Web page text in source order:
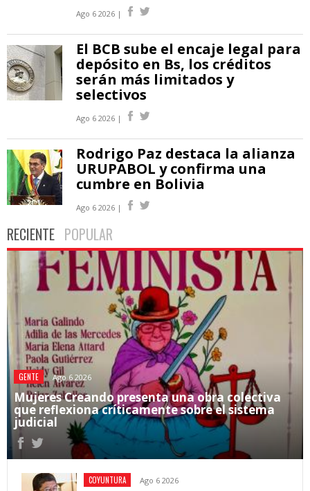
Ago 6 2026 |
El BCB sube el encaje legal para
depósito en Bs, los créditos
serán más limitados y
selectivos
Ago 6 2026 |
Rodrigo Paz destaca la alianza
URUPABOL y confirma una
cumbre en Bolivia
Ago 6 2026 |
RECIENTE POPULAR
GENTE Ago 6 2026
Mujeres Creando presenta una obra colectiva
que reflexiona críticamente sobre el sistema
judicial
COYUNTURA Ago 6 2026